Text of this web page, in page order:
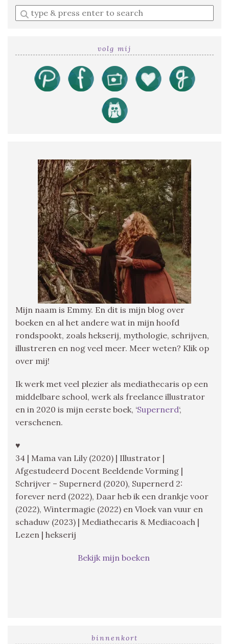
Enter
a
volg mij
Mijn naam is Emmy. En dit is mijn blog over
boeken en al het andere wat in mijn hoofd
rondspookt, zoals hekserij, mythologie, schrijven,
illustreren en nog veel meer. Meer weten? Klik op
over mij!
Ik werk met veel plezier als mediathecaris op een
middelbare school, werk als freelance illustrator
en in 2020 is mijn eerste boek, ‘Supernerd‘,
verschenen.
♥
34 | Mama van Lily (2020) | Illustrator |
Afgestudeerd Docent Beeldende Vorming |
Schrijver – Supernerd (2020), Supernerd 2:
forever nerd (2022), Daar heb ik een drankje voor
(2022), Wintermagie (2022) en Vloek van vuur en
schaduw (2023) | Mediathecaris & Mediacoach |
Lezen | hekserij
Bekijk mijn boeken
binnenkort